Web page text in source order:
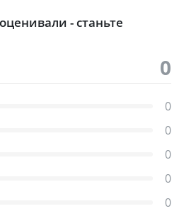
- станьте
0
0
0
0
0
0